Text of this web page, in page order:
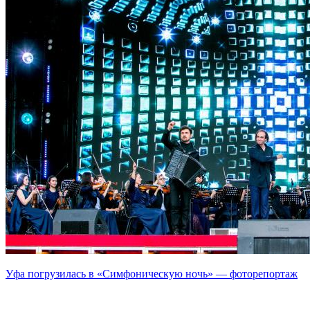
Уфа погрузилась в «Симфоническую ночь» — фоторепортаж